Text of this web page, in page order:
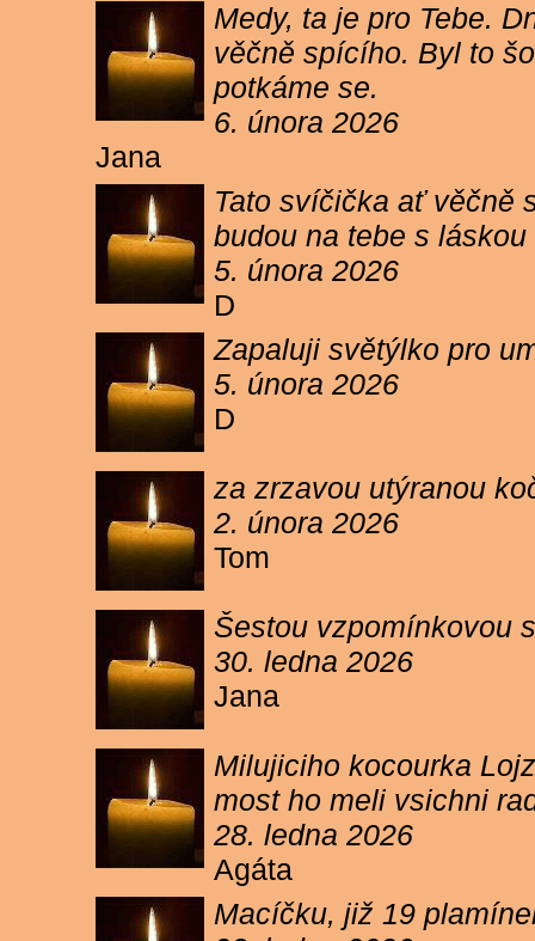
Medy, ta je pro Tebe.
věčně spícího. Byl to
potkáme se.
6. února 2026
Jana
Tato svíčička ať věčně
budou na tebe s
5. února 2026
D
Zapaluji světýlko pro
5. února 2026
D
za zrzavou utýranou
2. února 2026
Tom
Šestou vzpomínkovou
30. ledna 2026
Jana
Milujiciho kocourka
most ho meli vsichni
28. ledna 2026
Agáta
Macíčku, již 19